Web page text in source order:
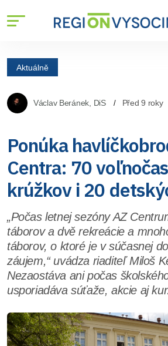
Aktuálně
Václav Beránek, DiS Před 9 roky
Ponúka
Centra: 70
krúžkov i 20
„Počas letnej sezóny AZ
táborov a dvě rekreácie a
táborov, o ktoré je v súčasnej
záujem,“ uvádza riaditeľ Miloš
Nezaostáva ani počas
usporiadáva súťaže, akcie aj